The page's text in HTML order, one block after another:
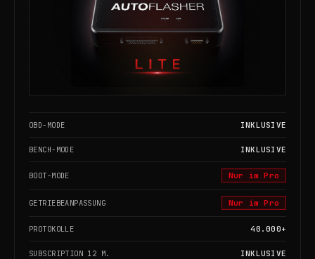
OBD-MODE INKLUSIVE
BENCH-MODE INKLUSIVE
BOOT-MODE Nur im Pro
GETRIEBEANPASSUNG Nur im Pro
PROTOKOLLE 40.000+
SUBSCRIPTION 12 M. INKLUSIVE